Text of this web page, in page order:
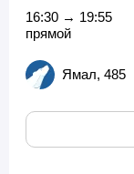
16:30 → 19:55
прямой
Ямал, 485